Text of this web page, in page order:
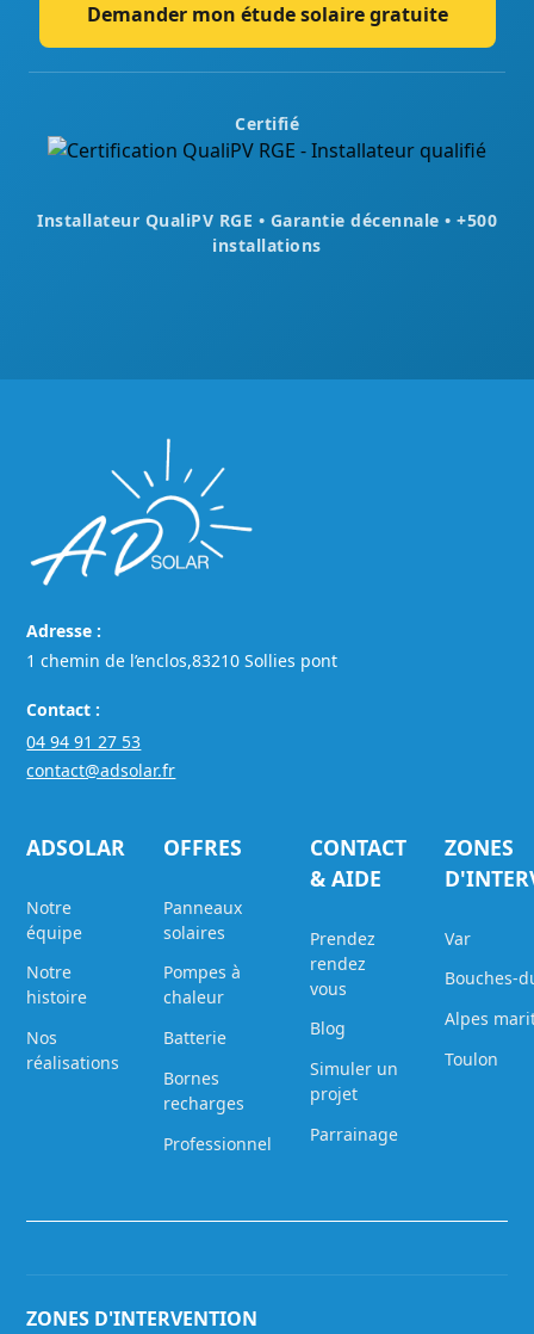
Demander mon étude solaire gratuite
Certifié
Installateur QualiPV RGE • Garantie décennale • +500
installations
Adresse :
1 chemin de l’enclos,83210 Sollies pont
Contact :
04 94 91 27 53
contact@adsolar.fr
ADSOLAR
Notre
équipe
Notre
histoire
Nos
réalisations
OFFRES
Panneaux
solaires
Pompes à
chaleur
Batterie
Bornes
recharges
Professionnel
CONTACT
& AIDE
Prendez
rendez
vous
Blog
Simuler un
projet
Parrainage
ZONES
Var
Bouches-
Alpes
Toulon
ZONES D'INTERVENTION